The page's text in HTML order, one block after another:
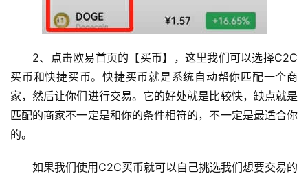
2、点击欧易首页的【买币】，这里我们可以选择C2C
买币和快捷买币。快捷买币就是系统自动帮你匹配一个商
家，然后让你们进行交易。它的好处就是比较快，缺点就是
匹配的商家不一定是和你的条件相符的，不一定是最适合你
的。
如果我们使用C2C买币就可以自己挑选我们想要交易的